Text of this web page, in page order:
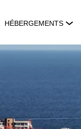
HÉBERGEMENTS